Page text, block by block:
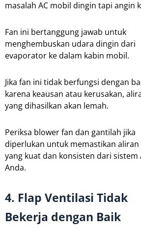
masalah AC mobil dingin tapi angin
Fan ini bertanggung jawab untuk
menghembuskan udara dingin dari
evaporator ke dalam kabin mobil.
Jika fan ini tidak berfungsi dengan
karena keausan atau kerusakan,
yang dihasilkan akan lemah.
Periksa blower fan dan gantilah jika
diperlukan untuk memastikan aliran
yang kuat dan konsisten dari sistem
Anda.
4. Flap Ventilasi Tidak
Bekerja dengan Baik